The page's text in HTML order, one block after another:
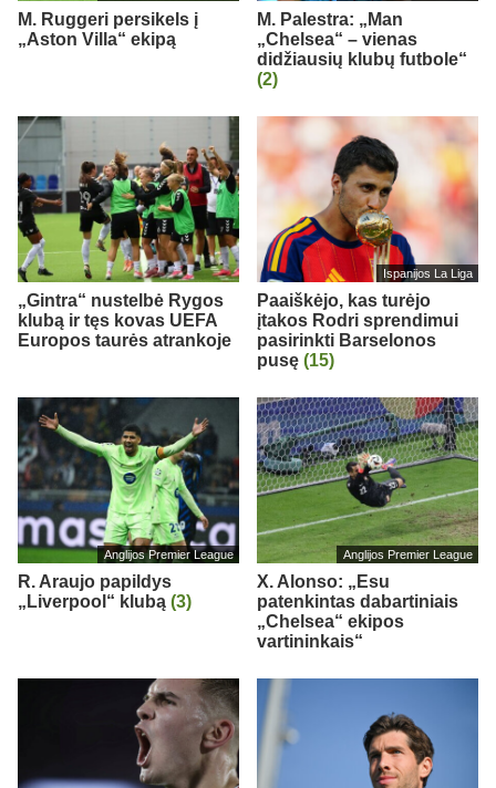
M. Ruggeri persikels į
„Aston Villa“ ekipą
M. Palestra: „Man
„Chelsea“ – vienas
didžiausių klubų futbole“
(2)
„Gintra“ nustelbė Rygos
klubą ir tęs kovas UEFA
Europos taurės atrankoje
Ispanijos La Liga
Paaiškėjo, kas turėjo
įtakos Rodri sprendimui
pasirinkti Barselonos
pusę (15)
Anglijos Premier League
R. Araujo papildys
„Liverpool“ klubą (3)
Anglijos Premier League
X. Alonso: „Esu
patenkintas dabartiniais
„Chelsea“ ekipos
vartininkais“